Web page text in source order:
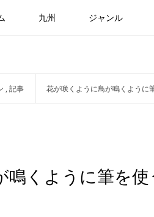
九州 ジャンル
,記事 花が咲くように鳥が鳴くように
くように筆を使